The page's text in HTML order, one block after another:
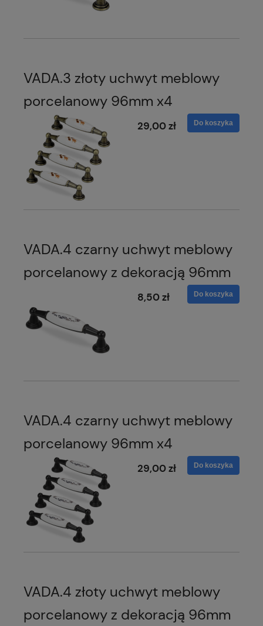
VADA.3 złoty uchwyt meblowy
porcelanowy 96mm x4
29,00 zł Do koszyka
VADA.4 czarny uchwyt meblowy
porcelanowy z dekoracją 96mm
8,50 zł Do koszyka
VADA.4 czarny uchwyt meblowy
porcelanowy 96mm x4
29,00 zł Do koszyka
VADA.4 złoty uchwyt meblowy
porcelanowy z dekoracją 96mm